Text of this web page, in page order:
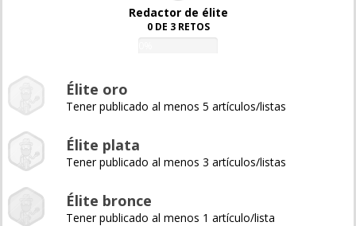
Redactor de élite
0 DE 3 RETOS
Élite oro
Tener publicado al menos 5 artículos/listas
Élite plata
Tener publicado al menos 3 artículos/listas
Élite bronce
Tener publicado al menos 1 artículo/lista